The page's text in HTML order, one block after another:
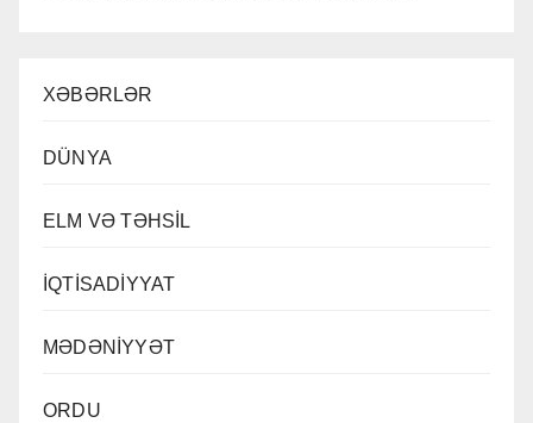
XƏBƏRLƏR
DÜNYA
ELM VƏ TƏHSİL
İQTİSADİYYAT
MƏDƏNİYYƏT
ORDU